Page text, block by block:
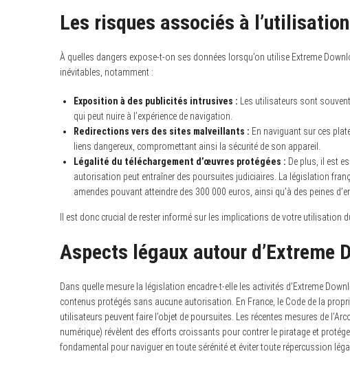
Les risques associés à
À quelles dangers expose-t-on ses données lorsqu’on utilise Extreme
inévitables, notamment :
Exposition à des publicités intrusives : Les utilisateurs sont
qui peut nuire à l’expérience de navigation.
Redirections vers des sites malveillants : En naviguant sur ces
liens dangereux, compromettant ainsi la sécurité de son appareil.
Légalité du téléchargement d’œuvres protégées : De plus, il est
autorisation peut entraîner des poursuites judiciaires. La législation
amendes pouvant atteindre des 300 000 euros, ainsi qu’à des peines
Il est donc crucial de rester informé sur les implications de votre utilisation
Aspects légaux autour d’Extreme
Dans quelle mesure la législation encadre-t-elle les activités d’Extreme
contenus protégés sans aucune autorisation. En France, le Code de la
utilisateurs peuvent faire l’objet de poursuites. Les récentes mesures de
numérique) révèlent des efforts croissants pour contrer le piratage et
fondamental pour naviguer en toute sérénité et éviter toute répercussion